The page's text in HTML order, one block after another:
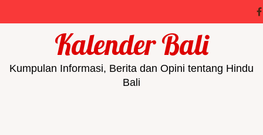
Kalender Bali
Kumpulan Informasi, Berita dan Opini tentang Hindu
Bali